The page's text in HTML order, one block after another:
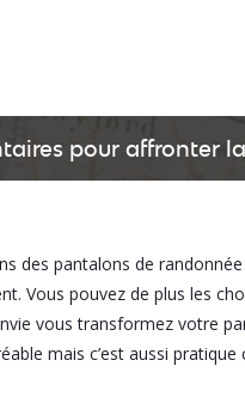
pour affronter
des pantalons de
Vous pouvez de plus les
vous transformez votre
mais c’est aussi pratique